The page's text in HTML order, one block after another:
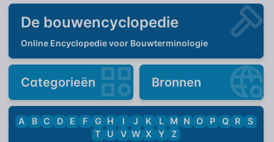
De bouwencyclopedie
Online Encyclopedie voor Bouwterminologie
Categorieën Bronnen
A B C D E F G H I J K L M N O P Q R
S
T
U V W X Y Z